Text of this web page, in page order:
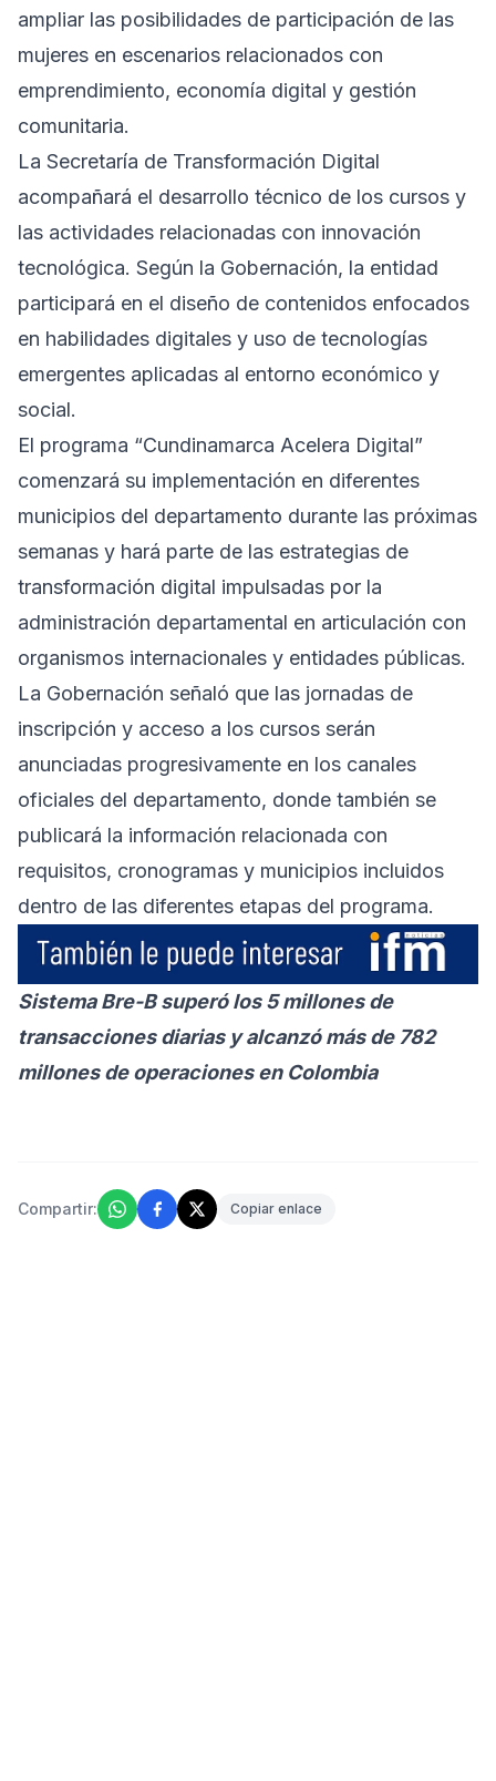
ampliar las posibilidades de participación de las
mujeres en escenarios relacionados con
emprendimiento, economía digital y gestión
comunitaria.
La Secretaría de Transformación Digital
acompañará el desarrollo técnico de los cursos y
las actividades relacionadas con innovación
tecnológica. Según la Gobernación, la entidad
participará en el diseño de contenidos enfocados
en habilidades digitales y uso de tecnologías
emergentes aplicadas al entorno económico y
social.
El programa “Cundinamarca Acelera Digital”
comenzará su implementación en diferentes
municipios del departamento durante las próximas
semanas y hará parte de las estrategias de
transformación digital impulsadas por la
administración departamental en articulación con
organismos internacionales y entidades públicas.
La Gobernación señaló que las jornadas de
inscripción y acceso a los cursos serán
anunciadas progresivamente en los canales
oficiales del departamento, donde también se
publicará la información relacionada con
requisitos, cronogramas y municipios incluidos
dentro de las diferentes etapas del programa.
Sistema Bre-B superó los 5 millones de
transacciones diarias y alcanzó más de 782
millones de operaciones en Colombia
Compartir: Copiar enlace